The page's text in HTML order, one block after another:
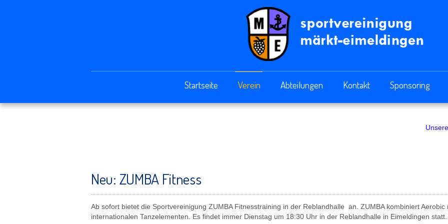
Startseite Verein Abteilungen Kontakt Sponsoring
Unsere
Neu: ZUMBA Fitness
Ab sofort bietet die Sportvereinigung ZUMBA Fitnesstraining in der Reblandhalle an. ZUMBA kombiniert
internationalen Tanzelementen. Es findet immer Dienstag um 18:30 Uhr in der Reblandhalle in Eimeldingen statt.